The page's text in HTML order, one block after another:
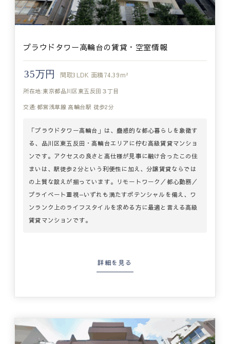
プラウドタワー高輪台の賃貸・空室情報
35万円 間取3LDK 面積74.39m²
所在地:東京都品川区東五反田３丁目
交通:都営浅草線 高輪台駅 徒歩2分
「プラウドタワー高輪台」は、蠱惑的な都心暮らしを象徴す
る、品川区東五反田・高輪台エリアに佇む高級賃貸マンショ
ンです。アクセスの良さと高仕様が見事に融け合ったこの住
まいは、駅徒歩2 分という利便性に加え、分譲賃貸ならでは
の上質な設えが揃っています。リモートワーク／都心勤務／
プライベート重視—いずれも満たすポテンシャルを備え、ワ
ンランク上のライフスタイルを求める方に最適と言える高級
賃貸マンションです。
詳細を見る